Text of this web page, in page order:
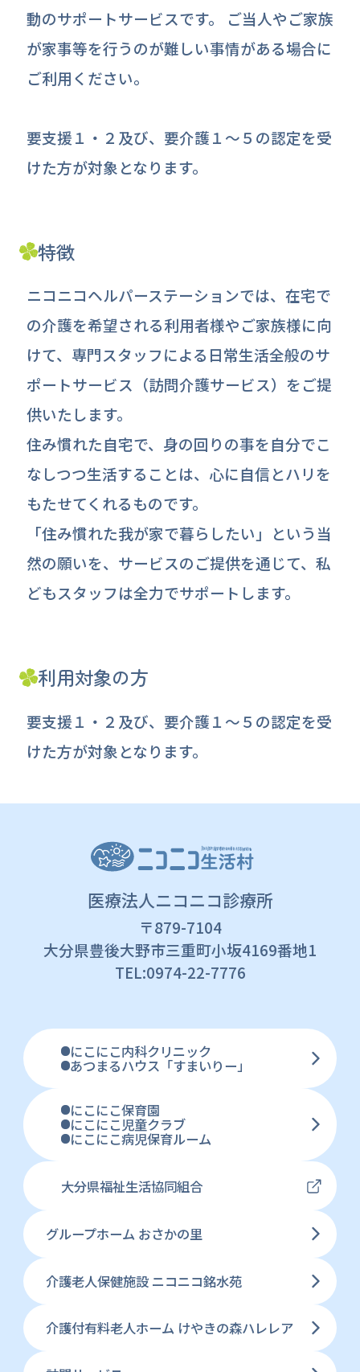
動のサポートサービスです。 ご当人やご家族
が家事等を行うのが難しい事情がある場合に
ご利用ください。
要支援１・２及び、要介護１～５の認定を受
けた方が対象となります。
特徴
ニコニコヘルパーステーションでは、在宅で
の介護を希望される利用者様やご家族様に向
けて、専門スタッフによる日常生活全般のサ
ポートサービス（訪問介護サービス）をご提
供いたします。
住み慣れた自宅で、身の回りの事を自分でこ
なしつつ生活することは、心に自信とハリを
もたせてくれるものです。
「住み慣れた我が家で暮らしたい」という当
然の願いを、サービスのご提供を通じて、私
どもスタッフは全力でサポートします。
利用対象の方
要支援１・２及び、要介護１～５の認定を受
けた方が対象となります。
医療法人ニコニコ診療所
〒879-7104
大分県豊後大野市三重町小坂4169番地1
TEL:0974-22-7776
にこにこ内科クリニック
あつまるハウス「すまいりー」
にこにこ保育園
にこにこ児童クラブ
にこにこ病児保育ルーム
大分県福祉生活協同組合
グループホーム おさかの里
介護老人保健施設 ニコニコ銘水苑
介護付有料老人ホーム けやきの森ハレレア